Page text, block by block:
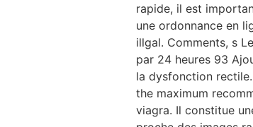
rapide, il est
une ordonnance en
illgal. Comments, s
par 24 heures 93
la dysfonction
the maximum
viagra. Il constitue